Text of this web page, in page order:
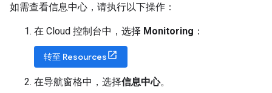
如需查看信息中心，请执行以下操作：
在 Cloud 控制台中，选择 Monitoring ：
转至 Resources
在导航窗格中，选择信息中心。